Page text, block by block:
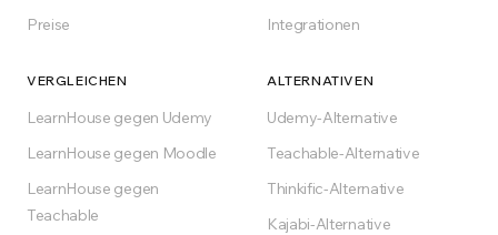
Preise Integrationen
VERGLEICHEN
LearnHouse gegen Udemy
LearnHouse gegen Moodle
LearnHouse gegen
Teachable
ALTERNATIVEN
Udemy-Alternative
Teachable-Alternative
Thinkific-Alternative
Kajabi-Alternative